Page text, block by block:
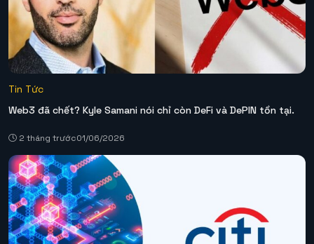
Tin Tức
Web3 đã chết? Kyle Samani nói chỉ còn DeFi và DePIN tồn tại.
2 tháng trước01/06/2026